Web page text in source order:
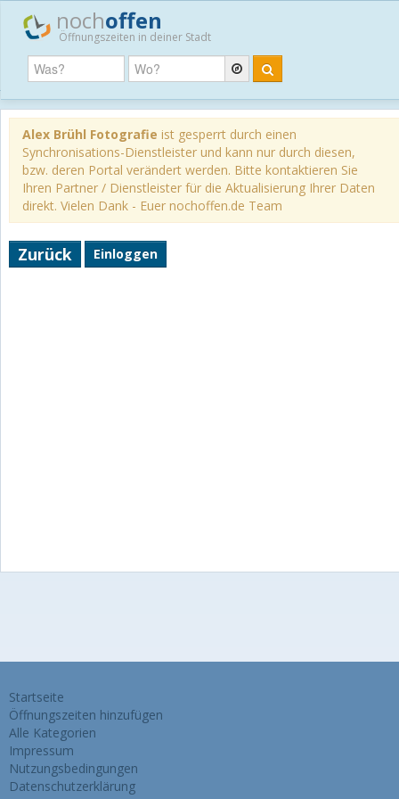
nochoffen
Öffnungszeiten in deiner Stadt
Alex Brühl Fotografie ist gesperrt durch einen
Synchronisations-Dienstleister und kann nur durch diesen,
bzw. deren Portal verändert werden. Bitte kontaktieren Sie
Ihren Partner / Dienstleister für die Aktualisierung Ihrer Daten
direkt. Vielen Dank - Euer nochoffen.de Team
Zurück Einloggen
Startseite
Öffnungszeiten hinzufügen
Alle Kategorien
Impressum
Nutzungsbedingungen
Datenschutzerklärung